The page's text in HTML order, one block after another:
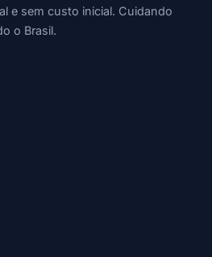
e sem custo inicial. Cuidando
o Brasil.